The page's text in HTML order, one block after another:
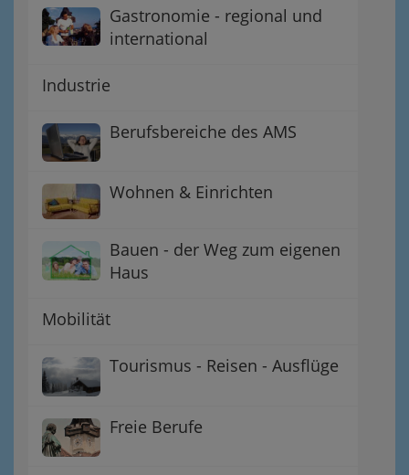
Gastronomie - regional und
international
Industrie
Berufsbereiche des AMS
Wohnen & Einrichten
Bauen - der Weg zum eigenen
Haus
Mobilität
Tourismus - Reisen - Ausflüge
Freie Berufe